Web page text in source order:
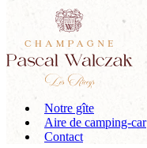
Notre gîte
Aire de camping-car
Contact